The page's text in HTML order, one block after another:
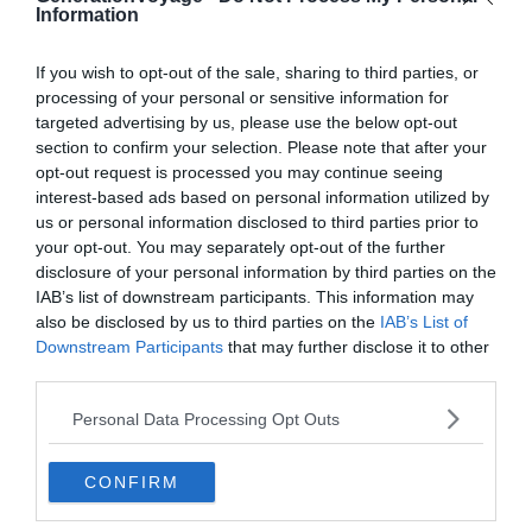
Information
If you wish to opt-out of the sale, sharing to third parties, or
processing of your personal or sensitive information for
targeted advertising by us, please use the below opt-out
section to confirm your selection. Please note that after your
opt-out request is processed you may continue seeing
interest-based ads based on personal information utilized by
us or personal information disclosed to third parties prior to
your opt-out. You may separately opt-out of the further
disclosure of your personal information by third parties on the
IAB’s list of downstream participants. This information may
also be disclosed by us to third parties on the IAB’s List of
Downstream Participants that may further disclose it to other
Personal Data Processing Opt Outs
CONFIRM
orchestre de musique baroque, vous allez pouvoir
assister à un bal masqué en traditionnels costumes
vénitiens.
Dans la Salle des Fêtes prévue à cet effet, vous serez
accompagné d’un professeur de danse qui vous
montera les danses à la mode d’alors telles que le
menuet, la valse, le quadrille ou la contredanse, juste
avant de dîner dans ce sublime hôtel Danieli. Le dîner,
quant à lui, inclut la consommation de quatre plats et le
vin.
Durant 4 heures, vous allez remonter le temps à l’époque
faste de Venise dans un des plus majestueux hôtels de
la cité. Décoré de lustres en verre deMurano, offrant